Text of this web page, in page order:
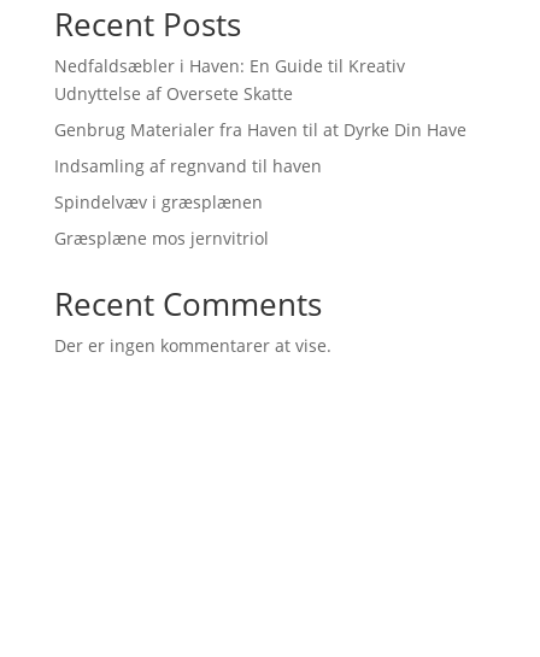
Recent Posts
Nedfaldsæbler i Haven: En Guide til Kreativ
Udnyttelse af Oversete Skatte
Genbrug Materialer fra Haven til at Dyrke Din Have
Indsamling af regnvand til haven
Spindelvæv i græsplænen
Græsplæne mos jernvitriol
Recent Comments
Der er ingen kommentarer at vise.